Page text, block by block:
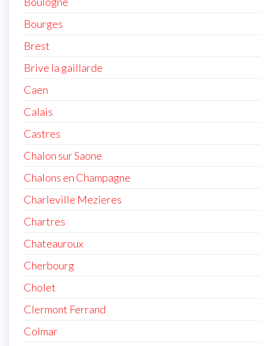
Bourges
Brest
Brive la gaillarde
Caen
Calais
Castres
Chalon sur Saone
Chalons en Champagne
Charleville Mezieres
Chartres
Chateauroux
Cherbourg
Cholet
Clermont Ferrand
Colmar